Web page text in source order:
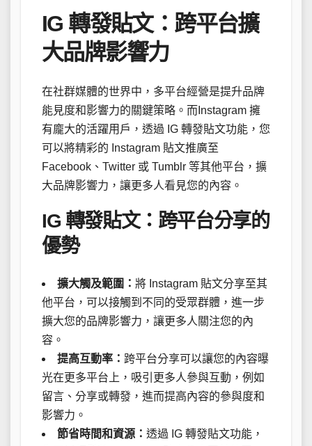
IG 轉發貼文：跨平台擴
大品牌影響力
在社群媒體的世界中，多平台經營是提升品牌
能見度和影響力的關鍵策略。而Instagram 擁
有龐大的活躍用戶，透過 IG 轉發貼文功能，您
可以將精彩的 Instagram 貼文推廣至
Facebook、Twitter 或 Tumblr 等其他平台，擴
大品牌影響力，讓更多人看見您的內容。
IG 轉發貼文：跨平台分享的
優勢
擴大觸及範圍： 將 Instagram 貼文分享至其
他平台，可以接觸到不同的受眾群體，進一步
擴大您的品牌影響力，讓更多人關注您的內
容。
提高互動率： 跨平台分享可以讓您的內容曝
光在更多平台上，吸引更多人參與互動，例如
留言、分享或轉發，進而提高內容的參與度和
影響力。
節省時間和資源： 透過 IG 轉發貼文功能，